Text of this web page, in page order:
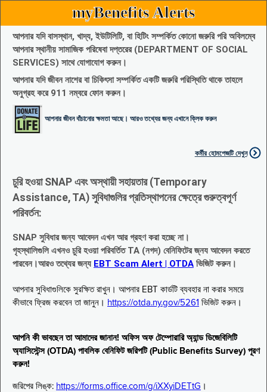
myBenefits Alerts
আপনার যদি বাসস্থান, খাদ্য, ইউটিলিটি, বা হিটিং সম্পর্কিত কোনো জরুরি পরি অবিলম্বে
আপনার স্থানীয় সামাজিক পরিষেবা দপ্তরের (DEPARTMENT OF SOCIAL
SERVICES) সাথে যোগাযোগ করুন।
আপনার যদি জীবন নাশের বা চিকিৎসা সম্পর্কিত একটি জরুরি পরিস্থিতি থাকে তাহলে
অনুগ্রহ করে 911 নম্বরে ফোন করুন।
আপনার জীবন বাঁচানোর ক্ষমতা আছে। আরও তথ্যের জন্য এখানে ক্লিক করুন
কর্মীর হোমপেজটি দেখুন
চুরি হওয়া SNAP এবং অস্থায়ী সহায়তার (Temporary
Assistance, TA) সুবিধাগুলির প্রতিস্থাপনের ক্ষেত্রে গুরুত্বপূর্ণ
পরিবর্তন:
SNAP সুবিধার জন্য আবেদন এখন আর গ্রহণ করা হচ্ছে না।
গৃহস্থালিগুলি এখনও চুরি হওয়া পরিবর্তিত TA (নগদ) বেনিফিটের জ্নয আবেদন করতে
পারবেন।আরও তথ্যের জন্য EBT Scam Alert | OTDA ভিজিট করুন।
আপনার সুবিধাগুলিকে সুরক্ষিত রাখুন। আপনার EBT কার্ডটি ব্যবহার না করার সময়ে
কীভাবে ফ্রিজ করবেন তা জানুন। https://otda.ny.gov/5261 ভিজিট করুন।
আপনি কী ভাবছেন তা আমাদের জানান! অফিস অফ টেম্পোরারি অ্যান্ড ডিজেবিলিটি
অ্যাসিস্টেন্স (OTDA) পাবলিক বেনিফিট জরিপটি (Public Benefits Survey) পূরণ
করুন!
জরিপের লিঙ্ক: https://forms.office.com/g/iXXyiDETtG ।